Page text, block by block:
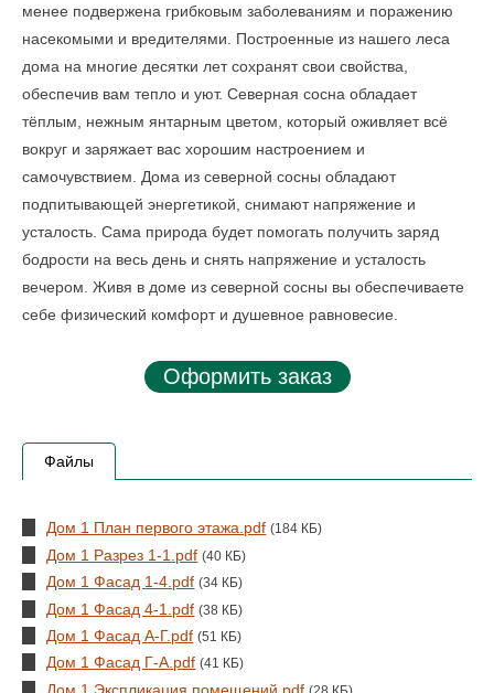
менее подвержена грибковым заболеваниям и поражению
насекомыми и вредителями. Построенные из нашего леса
дома на многие десятки лет сохранят свои свойства,
обеспечив вам тепло и уют. Северная сосна обладает
тёплым, нежным янтарным цветом, который оживляет всё
вокруг и заряжает вас хорошим настроением и
самочувствием. Дома из северной сосны обладают
подпитывающей энергетикой, снимают напряжение и
усталость. Сама природа будет помогать получить заряд
бодрости на весь день и снять напряжение и усталость
вечером. Живя в доме из северной сосны вы обеспечиваете
себе физический комфорт и душевное равновесие.
Оформить заказ
Файлы
Дом 1 План первого этажа.pdf (184 КБ)
Дом 1 Разрез 1-1.pdf (40 КБ)
Дом 1 Фасад 1-4.pdf (34 КБ)
Дом 1 Фасад 4-1.pdf (38 КБ)
Дом 1 Фасад А-Г.pdf (51 КБ)
Дом 1 Фасад Г-А.pdf (41 КБ)
Дом 1 Экспликация помещений.pdf (28 КБ)